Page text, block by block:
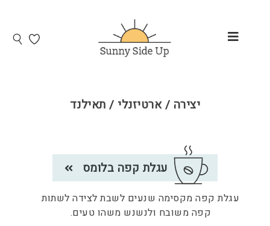
יצירה / ארטיזנלי / תאילנד
עגלת קפה בלומס
עגלת קפה מקסימה שנעים לשבת לצידה לשתות
קפה משובח ולנשנש משהו טעים.